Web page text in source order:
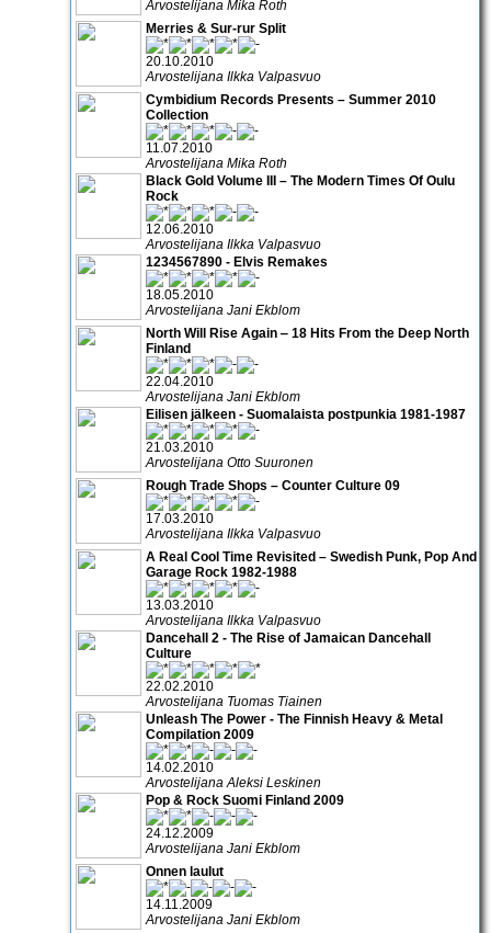
Arvostelijana Mika Roth
Merries & Sur-rur Split
20.10.2010
Arvostelijana Ilkka Valpasvuo
Cymbidium Records Presents – Summer 2010
Collection
11.07.2010
Arvostelijana Mika Roth
Black Gold Volume III – The Modern Times Of Oulu
Rock
12.06.2010
Arvostelijana Ilkka Valpasvuo
1234567890 - Elvis Remakes
18.05.2010
Arvostelijana Jani Ekblom
North Will Rise Again ‒ 18 Hits From the Deep North
Finland
22.04.2010
Arvostelijana Jani Ekblom
Eilisen jälkeen - Suomalaista postpunkia 1981-1987
21.03.2010
Arvostelijana Otto Suuronen
Rough Trade Shops – Counter Culture 09
17.03.2010
Arvostelijana Ilkka Valpasvuo
A Real Cool Time Revisited – Swedish Punk, Pop And
Garage Rock 1982-1988
13.03.2010
Arvostelijana Ilkka Valpasvuo
Dancehall 2 - The Rise of Jamaican Dancehall
Culture
22.02.2010
Arvostelijana Tuomas Tiainen
Unleash The Power - The Finnish Heavy & Metal
Compilation 2009
14.02.2010
Arvostelijana Aleksi Leskinen
Pop & Rock Suomi Finland 2009
24.12.2009
Arvostelijana Jani Ekblom
Onnen laulut
14.11.2009
Arvostelijana Jani Ekblom